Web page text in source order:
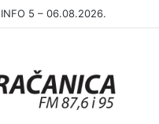
INFO 5 – 05.08.2026